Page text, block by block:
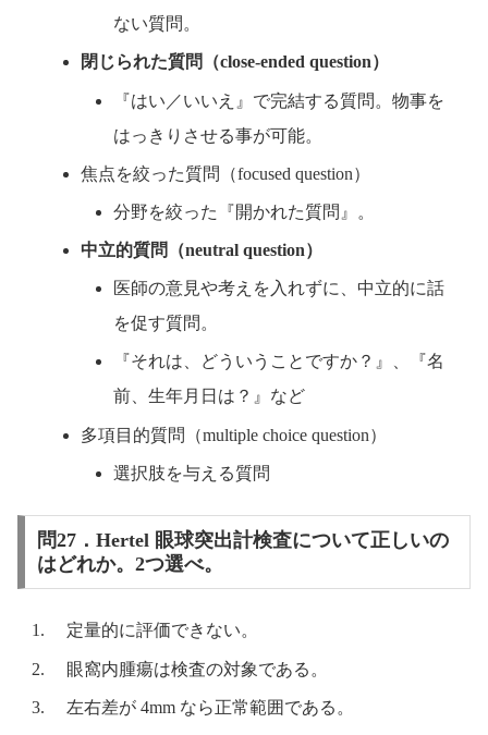
ない質問。
閉じられた質問（close-ended question）
『はい／いいえ』で完結する質問。物事を
はっきりさせる事が可能。
焦点を絞った質問（focused question）
分野を絞った『開かれた質問』。
中立的質問（neutral question）
医師の意見や考えを入れずに、中立的に話
を促す質問。
『それは、どういうことですか？』、『名
前、生年月日は？』など
多項目的質問（multiple choice question）
選択肢を与える質問
問27．Hertel 眼球突出計検査について正しいの
はどれか。2つ選べ。
定量的に評価できない。
眼窩内腫瘍は検査の対象である。
左右差が 4mm なら正常範囲である。